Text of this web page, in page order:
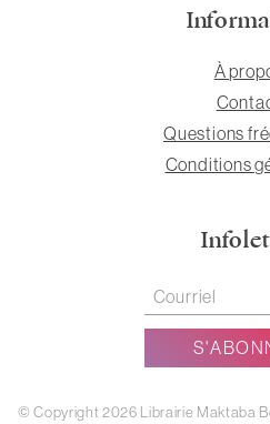
À
Questions
Conditions
© Copyright 2026 Librairie Maktaba